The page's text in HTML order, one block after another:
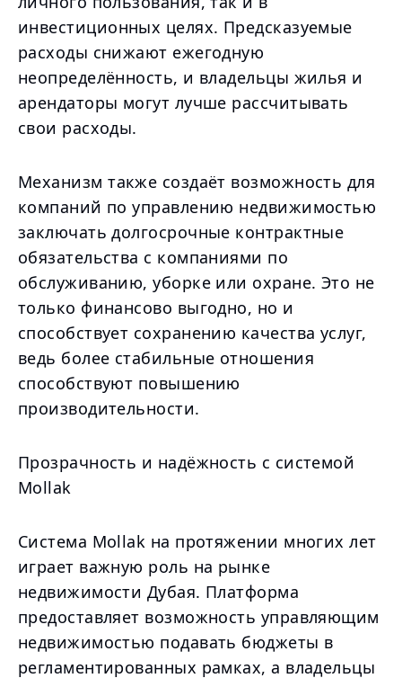
инвестиционных целях. Предсказуемые
расходы снижают ежегодную
неопределённость, и владельцы жилья и
арендаторы могут лучше рассчитывать
свои расходы.
Механизм также создаёт возможность для
компаний по управлению недвижимостью
заключать долгосрочные контрактные
обязательства с компаниями по
обслуживанию, уборке или охране. Это не
только финансово выгодно, но и
способствует сохранению качества услуг,
ведь более стабильные отношения
способствуют повышению
производительности.
Прозрачность и надёжность с системой
Mollak
Система Mollak на протяжении многих лет
играет важную роль на рынке
недвижимости Дубая. Платформа
предоставляет возможность управляющим
недвижимостью подавать бюджеты в
регламентированных рамках, а владельцы